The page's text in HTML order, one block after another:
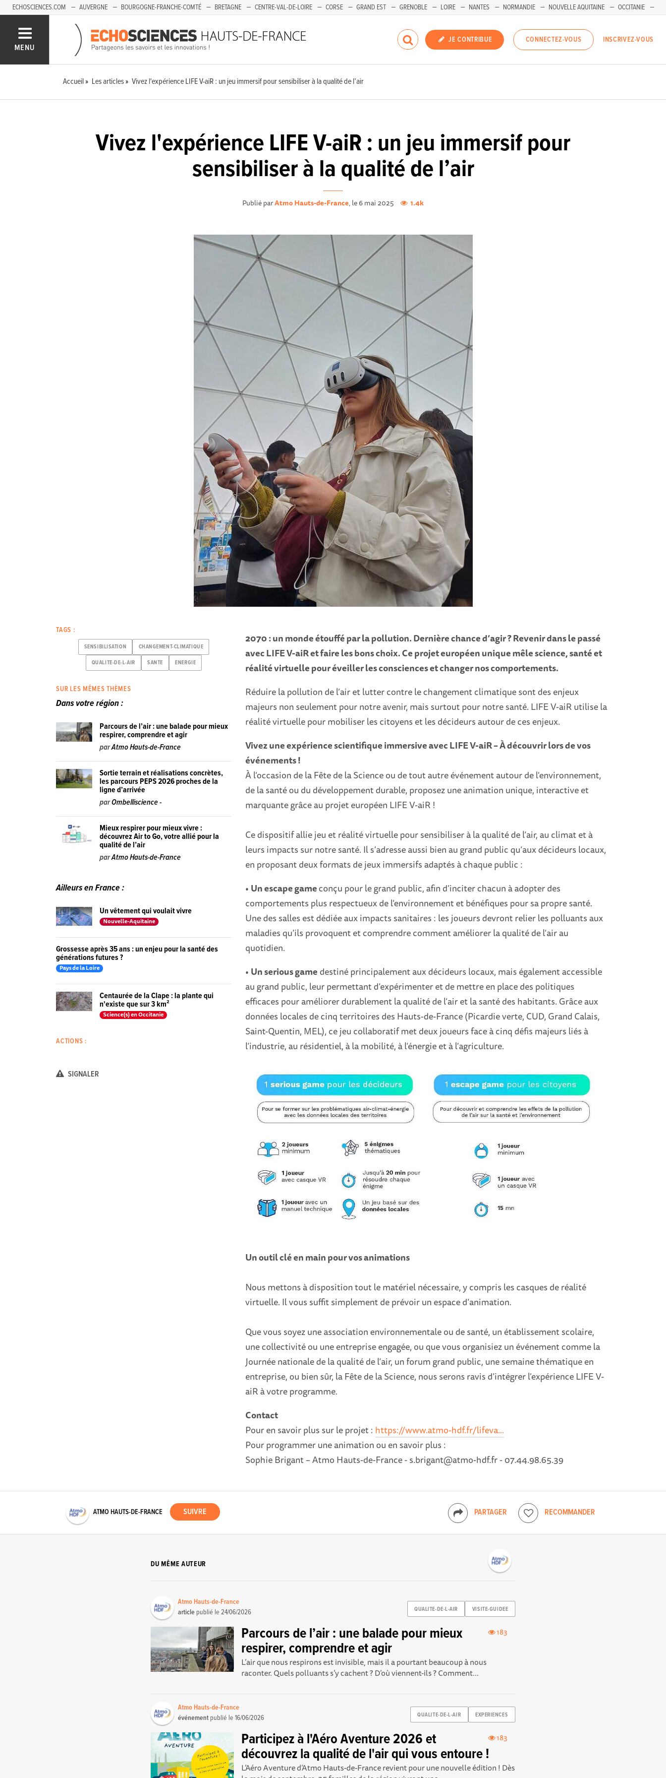
ECHOSCIENCES.COM AUVERGNE BOURGOGNE-FRANCHE-COMTÉ BRETAGNE CENTRE-VAL-DE-LOIRE CORSE GRAND EST GRENOBLE LOIRE NANTES NORMANDIE NOUVELLE AQUITAINE
OCCITANIE
SAVOIE MONT-BLANC
MENU
JE CONTRIBUE CONNECTEZ-VOUS INSCRIVEZ-VOUS
Accueil Les articles Vivez l'expérience LIFE V-aiR : un jeu immersif pour sensibiliser à la qualité de l’air
Vivez l'expérience LIFE V-aiR : un jeu immersif pour
sensibiliser à la qualité de l’air
Publié parAtmo Hauts-de-France, le 6 mai 2025 1.4k
2070 : un monde étouffé par la pollution. Dernière chance d’agir ? Revenir dans le passé
avec LIFE V-aiR et faire les bons choix. Ce projet européen unique mêle science, santé et
réalité virtuelle pour éveiller les consciences et changer nos comportements.
Réduire la pollution de l’air et lutter contre le changement climatique sont des enjeux
majeurs non seulement pour notre avenir, mais surtout pour notre santé. LIFE V-aiR utilise la
réalité virtuelle pour mobiliser les citoyens et les décideurs autour de ces enjeux.
Vivez une expérience scientifique immersive avec LIFE V-aiR – À découvrir lors de vos
événements !
À l’occasion de la Fête de la Science ou de tout autre événement autour de l’environnement,
de la santé ou du développement durable, proposez une animation unique, interactive et
marquante grâce au projet européen LIFE V-aiR !
Ce dispositif allie jeu et réalité virtuelle pour sensibiliser à la qualité de l’air, au climat et à
leurs impacts sur notre santé. Il s’adresse aussi bien au grand public qu’aux décideurs locaux,
en proposant deux formats de jeux immersifs adaptés à chaque public :
• Un escape gameconçu pour le grand public, afin d’inciter chacun à adopter des
comportements plus respectueux de l’environnement et bénéfiques pour sa propre santé.
Une des salles est dédiée aux impacts sanitaires : les joueurs devront relier les polluants aux
maladies qu’ils provoquent et comprendre comment améliorer la qualité de l’air au
quotidien.
• Un serious game destiné principalement aux décideurs locaux, mais également accessible
au grand public, leur permettant d’expérimenter et de mettre en place des politiques
efficaces pour améliorer durablement la qualité de l’air et la santé des habitants. Grâce aux
données locales de cinq territoires des Hauts-de-France (Picardie verte, CUD, Grand Calais,
Saint-Quentin, MEL), ce jeu collaboratif met deux joueurs face à cinq défis majeurs liés à
l’industrie, au résidentiel, à la mobilité, à l’énergie et à l’agriculture.
Un outil clé en main pour vos animations
Nous mettons à disposition tout le matériel nécessaire, y compris les casques de réalité
virtuelle. Il vous suffit simplement de prévoir un espace d’animation.
Que vous soyez une association environnementale ou de santé, un établissement scolaire,
une collectivité ou une entreprise engagée, ou que vous organisiez un événement comme la
Journée nationale de la qualité de l’air, un forum grand public, une semaine thématique en
entreprise, ou bien sûr, la Fête de la Science, nous serons ravis d’intégrer l’expérience LIFE V-
aiR à votre programme.
Contact
Pour en savoir plus sur le projet : https://www.atmo-hdf.fr/lifeva...
Pour programmer une animation ou en savoir plus :
Sophie Brigant – Atmo Hauts-de-France - s.brigant@atmo-hdf.fr - 07.44.98.65.39
TAGS :
SENSIBILISATION CHANGEMENT-CLIMATIQUE
QUALITE-DE-L-AIR SANTE ENERGIE
SUR LES MÊMES THÈMES
Dans votre région :
Parcours de l’air : une balade pour mieux
respirer, comprendre et agir
parAtmo Hauts-de-France
Sortie terrain et réalisations concrètes,
les parcours PEPS 2026 proches de la
ligne d’arrivée
parOmbelliscience -
Mieux respirer pour mieux vivre :
découvrez Air to Go, votre allié pour la
qualité de l’air
parAtmo Hauts-de-France
Ailleurs en France :
Un vêtement qui voulait vivre
Nouvelle-Aquitaine
Grossesse après 35 ans : un enjeu pour la santé des
générations futures ?
Pays de la Loire
Centaurée de la Clape : la plante qui
n'existe que sur 3 km²
Science(s) en Occitanie
ACTIONS :
SIGNALER
PARTAGER RECOMMANDER
ATMO HAUTS-DE-FRANCE
DU MÊME AUTEUR
QUALITE-DE-L-AIR VISITE-GUIDEE
Atmo Hauts-de-France
article publié le24/06/2026
183
Parcours de l’air : une balade pour mieux
respirer, comprendre et agir
L’air que nous respirons est invisible, mais il a pourtant beaucoup à nous
raconter. Quels polluants s’y cachent ? D’où viennent-ils ? Comment...
QUALITE-DE-L-AIR EXPERIENCES
Atmo Hauts-de-France
événement publié le16/06/2026
183
Participez à l'Aéro Aventure 2026 et
découvrez la qualité de l'air qui vous entoure !
L’Aéro Aventure d’Atmo Hauts-de-France revient pour une nouvelle édition ! Dès